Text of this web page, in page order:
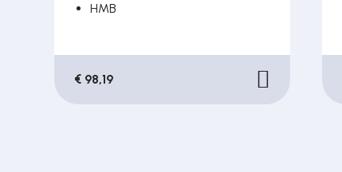
HMB
€ 98,19